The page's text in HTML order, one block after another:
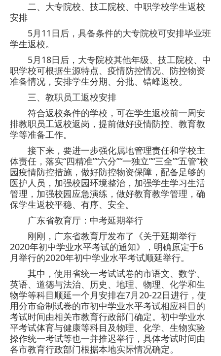
二、大专院校、技工院校、中职学校学生返校
安排
5月11日后，具备条件的大专院校可安排毕业班
学生返校。
5月18日后，大专院校其他年级、技工院校、中
职学校可根据生源特点、疫情防控情况、防控物资
准备情况，安排学生分期、分批、错峰返校。
三、教职员工返校安排
符合返校条件的学校，可在学生返校前一周安
排教职员工返校返岗，提前做好疫情防控、教育教
学等准备工作。
接下来，要进一步强化属地管理责任和学校主
体责任，落实“四精准”“六分”“一独立”“三全”“五管”校
园疫情防控措施，做好防控物资保障，配备足够的
医护人员，加强校园环境整治，加强学生学习生活
管理，加强校园应急演练，做好教育教学管理，确
保学生返校平稳、有序、安全。
广东省教育厅：中考延期举行
刚刚，广东省教育厅发布了《关于延期举行
2020年初中学业水平考试的通知》，明确原定于6
月举行的2020年初中学业水平考试顺延举行。
其中，使用省统一考试试卷的市语文、数学、
英语、道德与法治、历史、地理、物理、化学和生
物学等科目顺延一个月安排在7月20-22日进行，使
用分市命制试卷的市初中学业水平考试相应科目的
考试时间由相关市教育行政部门确定。初中学业水
平考试体育与健康等科目及物理、化学、生物实验
操作统一考试等也一并推迟举行，具体考试时间由
各市教育行政部门根据本地实际情况确定。